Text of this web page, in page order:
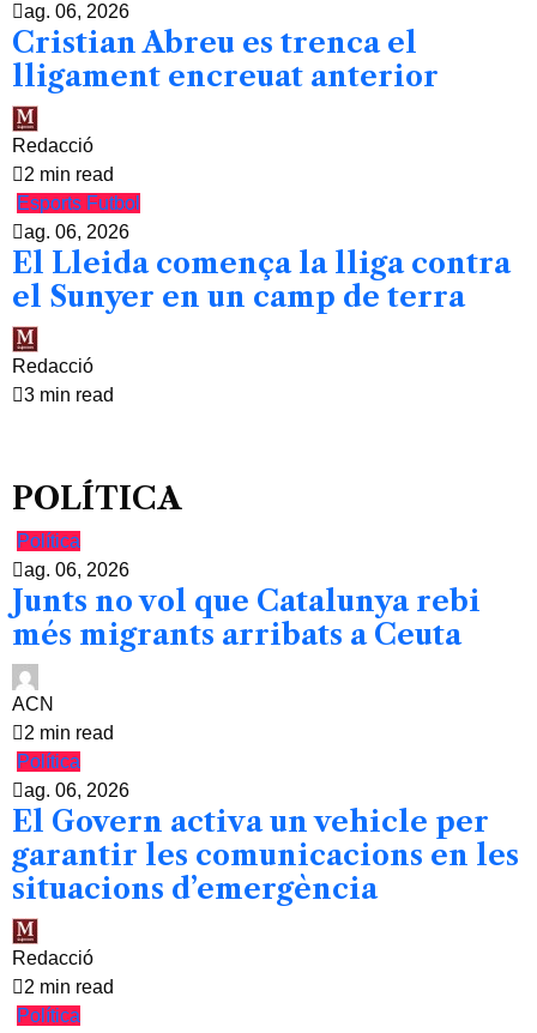
ag. 06, 2026
Cristian Abreu es trenca el
lligament encreuat anterior
Redacció
2 min read
Esports Futbol
ag. 06, 2026
El Lleida comença la lliga contra
el Sunyer en un camp de terra
Redacció
3 min read
POLÍTICA
Política
ag. 06, 2026
Junts no vol que Catalunya rebi
més migrants arribats a Ceuta
ACN
2 min read
Política
ag. 06, 2026
El Govern activa un vehicle per
garantir les comunicacions en les
situacions d’emergència
Redacció
2 min read
Política